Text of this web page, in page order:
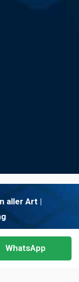
aller Art |
WhatsApp